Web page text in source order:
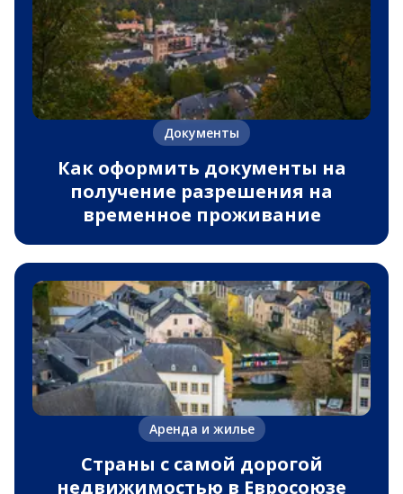
Документы
Как оформить документы на
получение разрешения на
временное проживание
Аренда и жилье
Страны с самой дорогой
недвижимостью в Евросоюзе